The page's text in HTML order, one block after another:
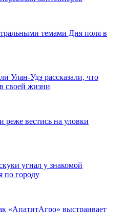
темами Дня поля в
Улан-Удэ рассказали, что
своей жизни
реже вестись на уловки
угнал у знакомой
по городу
«АпатитАгро» выстраивает